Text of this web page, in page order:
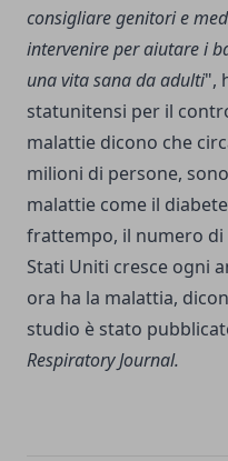
consigliare genitori e
intervenire per aiutare i
una vita sana da adulti",
statunitensi per il
malattie dicono che
milioni di persone,
malattie come il
frattempo, il numero di
Stati Uniti cresce ogni
ora ha la malattia,
studio è stato
Respiratory Journal.